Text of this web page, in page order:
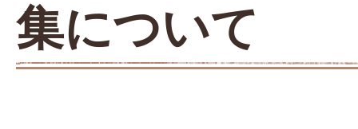
集について